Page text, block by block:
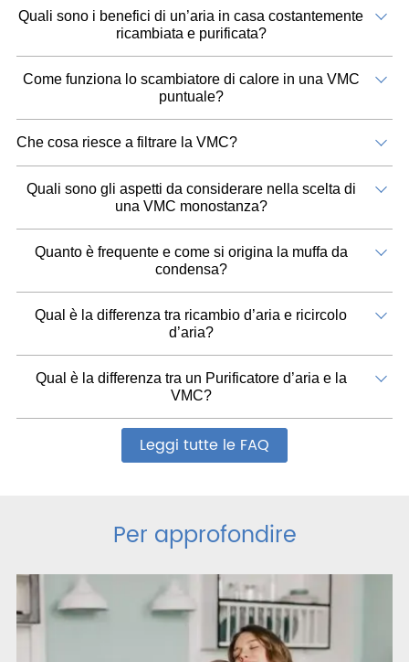
Quali sono i benefici di un’aria in casa costantemente
ricambiata e purificata?
Come funziona lo scambiatore di calore in una VMC
puntuale?
Che cosa riesce a filtrare la VMC?
Quali sono gli aspetti da considerare nella scelta di
una VMC monostanza?
Quanto è frequente e come si origina la muffa da
condensa?
Qual è la differenza tra ricambio d’aria e ricircolo
d’aria?
Qual è la differenza tra un Purificatore d’aria e la
VMC?
Leggi tutte le FAQ
Per approfondire